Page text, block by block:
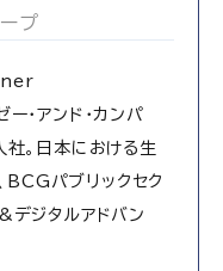
プ
・アンド・カンパ
。日本における生
BCGパブリックセク
デジタルアドバン